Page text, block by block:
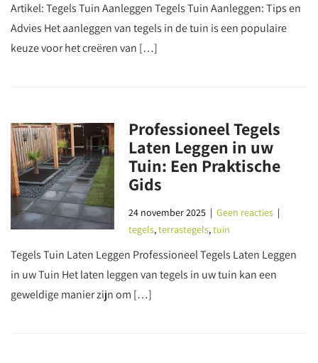
Artikel: Tegels Tuin Aanleggen Tegels Tuin Aanleggen: Tips en
Advies Het aanleggen van tegels in de tuin is een populaire
keuze voor het creëren van […]
Professioneel Tegels
Laten Leggen in uw
Tuin: Een Praktische
Gids
24 november 2025 |Geen reacties |
tegels,terrastegels,tuin
Tegels Tuin Laten Leggen Professioneel Tegels Laten Leggen
in uw Tuin Het laten leggen van tegels in uw tuin kan een
geweldige manier zijn om […]